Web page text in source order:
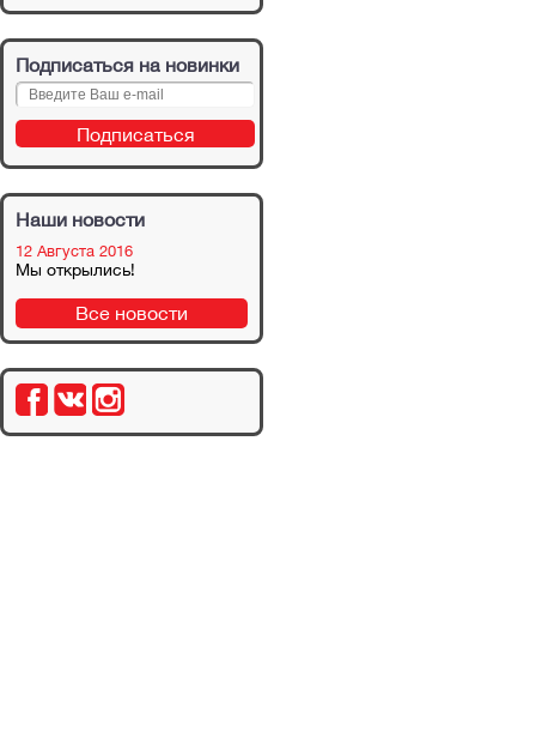
Подписаться на новинки
Наши новости
12 Августа 2016
Мы открылись!
Все новости